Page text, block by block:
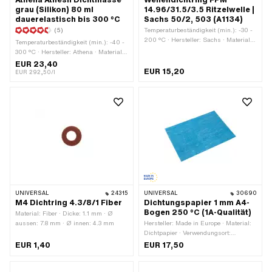
grau (Silikon) 80 ml
dauerelastisch bis 300 °C
(5)
Temperaturbeständigkeit (min.): -40 -
300 °C · Hersteller: Athena · Material:
Silikon · Inhalt: 80 ml · Farbe: grau ·
Anwendungsbereich: Chemie
EUR 23,40
EUR 292,50/l
14.96/31.5/3.5 Ritzelwelle |
Sachs 50/2, 503 (A1134)
Temperaturbeständigkeit (min.): -30 -
200 °C · Hersteller: Sachs · Material:
Ritzelwelle · Ø innen: 14.96 mm ·
Nr.: 0230 011 200 · Sachs OEM-Nr.:
EUR 15,20
UNIVERSAL 24315
M4 Dichtring 4.3/8/1 Fiber
Material: Fiber · Dicke: 1.1 mm · Ø
aussen: 7.8 mm · Ø innen: 4.3 mm
EUR 1,40
UNIVERSAL 30690
Dichtungspapier 1 mm A4-
Bogen 250 °C (1A-Qualität)
Hersteller: Made in Europe · Material:
Dichtpapier · Verwendungsort:
Universal · Dicke: 1 mm
EUR 17,50